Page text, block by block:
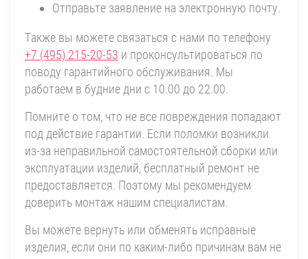
Отправьте заявление на электронную почту.
Также вы можете связаться с нами по телефону
+7 (495) 215-20-53 и проконсультироваться по
поводу гарантийного обслуживания. Мы
работаем в будние дни с 10.00 до 22.00.
Помните о том, что не все повреждения попадают
под действие гарантии. Если поломки возникли
из-за неправильной самостоятельной сборки или
эксплуатации изделий, бесплатный ремонт не
предоставляется. Поэтому мы рекомендуем
доверить монтаж нашим специалистам.
Вы можете вернуть или обменять исправные
изделия, если они по каким-либо причинам вам не